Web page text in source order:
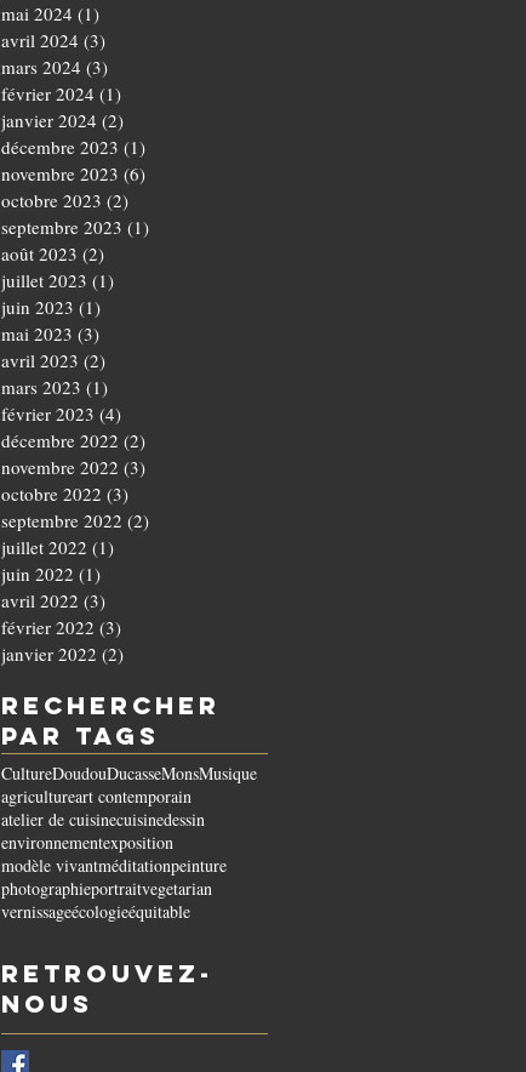
mai 2024 (1)
avril 2024 (3)
mars 2024 (3)
février 2024 (1)
janvier 2024 (2)
décembre 2023 (1)
novembre 2023 (6)
octobre 2023 (2)
septembre 2023 (1)
août 2023 (2)
juillet 2023 (1)
juin 2023 (1)
mai 2023 (3)
avril 2023 (2)
mars 2023 (1)
février 2023 (4)
décembre 2022 (2)
novembre 2022 (3)
octobre 2022 (3)
septembre 2022 (2)
juillet 2022 (1)
juin 2022 (1)
avril 2022 (3)
février 2022 (3)
janvier 2022 (2)
Rechercher
par Tags
CultureDoudouDucasseMonsMusique
agricultureart contemporain
atelier de cuisinecuisinedessin
environnementexposition
modèle vivantméditationpeinture
photographieportraitvegetarian
vernissageécologieéquitable
Retrouvez-
nous